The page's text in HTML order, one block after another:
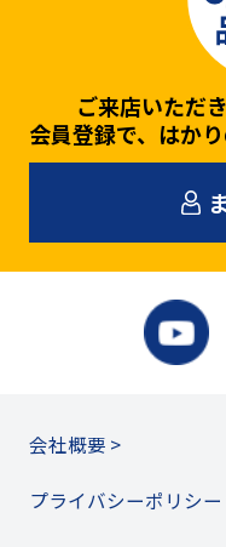
会社概要 >
プライバシーポリシー
ご来店いただ
会員登録で、はか